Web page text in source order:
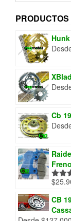
PRODUCTOS
Cb
5
$
CB